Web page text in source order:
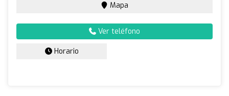
Mapa
Ver teléfono
Horario